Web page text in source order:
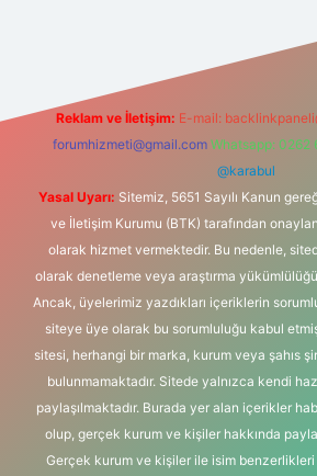
Reklam ve İletişim: E-mail:
forumhizmeti@gmail.com Whatsapp: 0262
@karabul
Yasal Uyarı: Sitemiz, 5651 Sayılı Kanun
ve İletişim Kurumu (BTK) tarafından
olarak hizmet vermektedir. Bu nedenle,
olarak denetleme veya araştırma
Ancak, üyelerimiz yazdıkları içeriklerin
siteye üye olarak bu sorumluluğu kabul
sitesi, herhangi bir marka, kurum veya şahıs
bulunmamaktadır. Sitede yalnızca kendi
paylaşılmaktadır. Burada yer alan içerikler
olup, gerçek kurum ve kişiler hakkında
Gerçek kurum ve kişiler ile isim